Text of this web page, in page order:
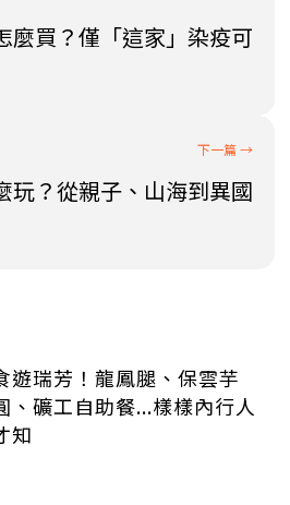
麼買？僅「這家」染疫可
玩？從親子、山海到異國
遊瑞芳！龍鳳腿、保雲芋
、礦工自助餐...樣樣內行人
知